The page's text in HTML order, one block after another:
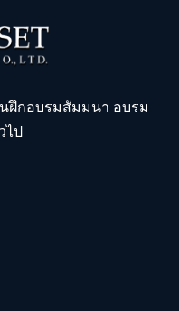
นฝึกอบรมสัมมนา อบรม
ไป